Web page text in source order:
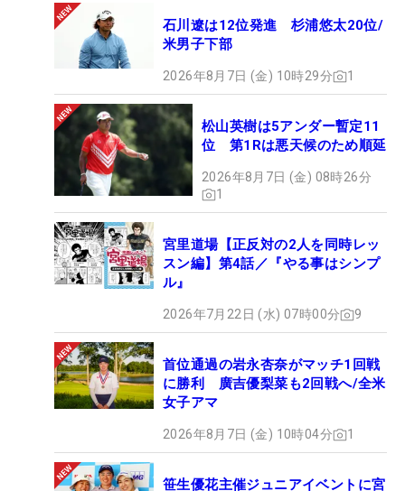
石川遼は12位発進 杉浦悠太20位/
米男子下部
2026年8月7日 (金) 10時29分 1
松山英樹は5アンダー暫定11
位 第1Rは悪天候のため順延
2026年8月7日 (金) 08時26分
1
宮里道場【正反対の2人を同時レッ
スン編】第4話／『やる事はシンプ
ル』
2026年7月22日 (水) 07時00分 9
首位通過の岩永杏奈がマッチ1回戦
に勝利 廣吉優梨菜も2回戦へ/全米
女子アマ
2026年8月7日 (金) 10時04分 1
笹生優花主催ジュニアイベントに宮